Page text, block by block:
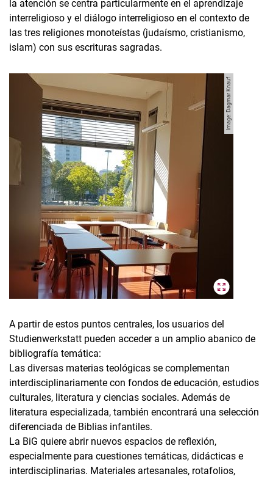
la atención se centra particularmente en el aprendizaje
interreligioso y el diálogo interreligioso en el contexto de
las tres religiones monoteístas (judaísmo, cristianismo,
islam) con sus escrituras sagradas.
Image: Dagmar Knauf
A partir de estos puntos centrales, los usuarios del
Studienwerkstatt pueden acceder a un amplio abanico de
bibliografía temática:
Las diversas materias teológicas se complementan
interdisciplinariamente con fondos de educación, estudios
culturales, literatura y ciencias sociales. Además de
literatura especializada, también encontrará una selección
diferenciada de Biblias infantiles.
La BiG quiere abrir nuevos espacios de reflexión,
especialmente para cuestiones temáticas, didácticas e
interdisciplinarias. Materiales artesanales, rotafolios,